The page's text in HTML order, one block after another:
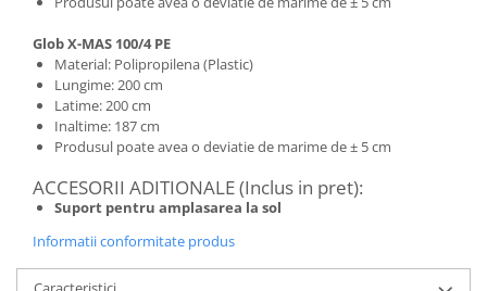
Glob X-MAS 100/4 PE
Material: Polipropilena (Plastic)
Lungime: 200 cm
Latime: 200 cm
Inaltime: 187 cm
Produsul poate avea o deviatie de marime de ± 5 cm
ACCESORII ADITIONALE (Inclus in pret):
Suport pentru amplasarea la sol
Informatii conformitate produs